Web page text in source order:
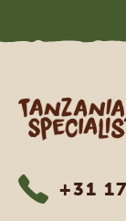
Tanzania
+31